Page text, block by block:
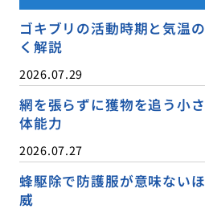
ゴキブリの活動時期と気温
く解説
2026.07.29
網を張らずに獲物を追う小
体能力
2026.07.27
蜂駆除で防護服が意味ない
威